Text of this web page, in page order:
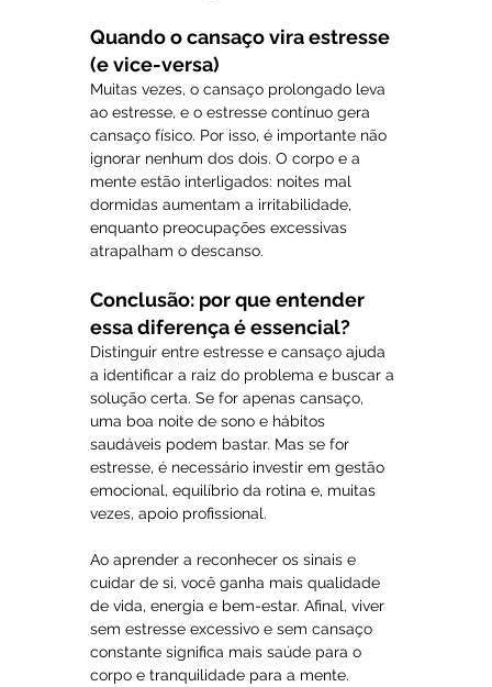
Quando o cansaço vira estresse
(e vice-versa)
Muitas vezes, o cansaço prolongado leva
ao estresse, e o estresse contínuo gera
cansaço físico. Por isso, é importante não
ignorar nenhum dos dois. O corpo e a
mente estão interligados: noites mal
dormidas aumentam a irritabilidade,
enquanto preocupações excessivas
atrapalham o descanso.
Conclusão: por que entender
essa diferença é essencial?
Distinguir entre estresse e cansaço ajuda
a identificar a raiz do problema e buscar a
solução certa. Se for apenas cansaço,
uma boa noite de sono e hábitos
saudáveis podem bastar. Mas se for
estresse, é necessário investir em gestão
emocional, equilíbrio da rotina e, muitas
vezes, apoio profissional.
Ao aprender a reconhecer os sinais e
cuidar de si, você ganha mais qualidade
de vida, energia e bem-estar. Afinal, viver
sem estresse excessivo e sem cansaço
constante significa mais saúde para o
corpo e tranquilidade para a mente.